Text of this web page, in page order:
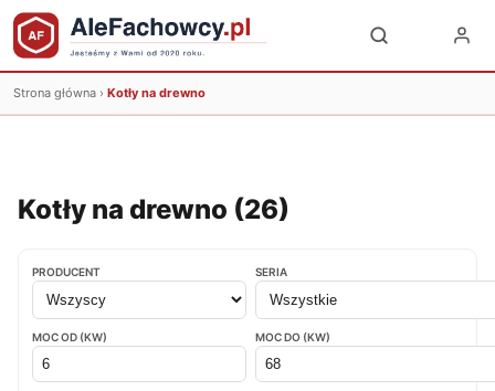
Strona główna › Kotły na drewno
Kotły na drewno (26)
PRODUCENT SERIA
MOC OD (KW) MOC DO (KW)